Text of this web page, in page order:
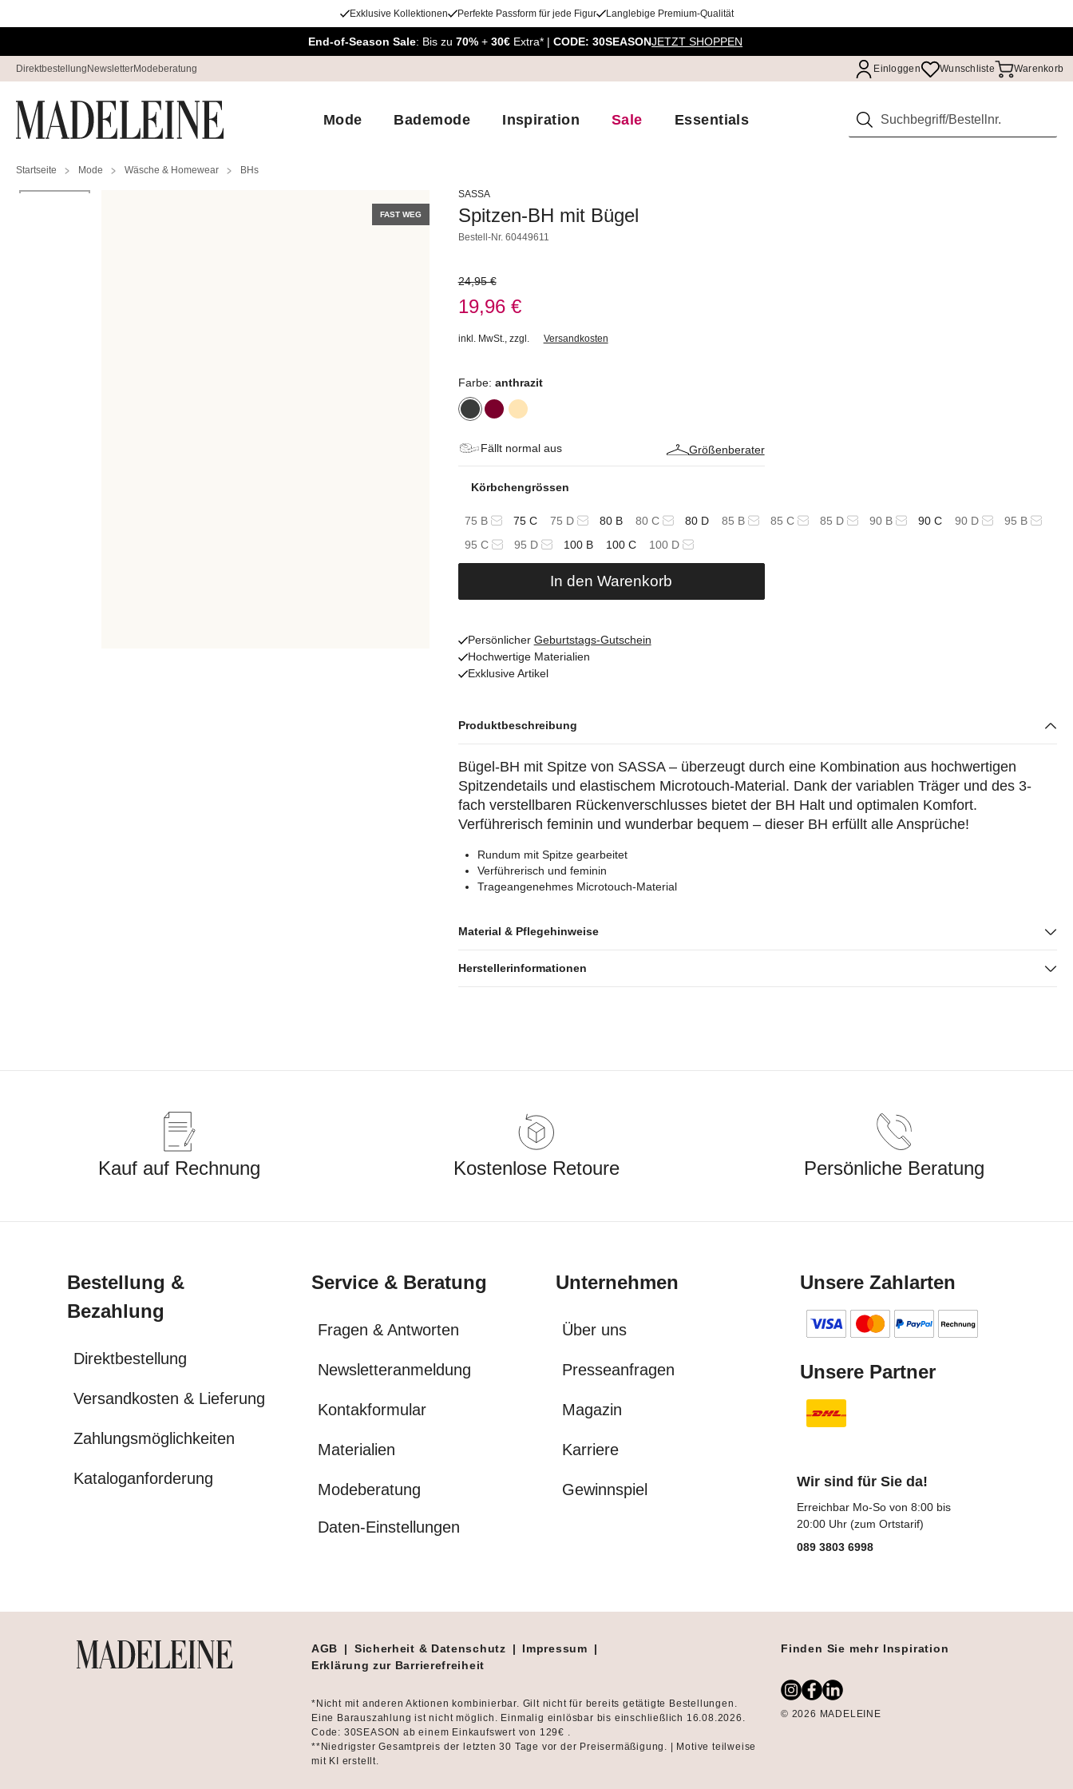
Exklusive Kollektionen Perfekte Passform für jede Figur Langlebige Premium-Qualität
End-of-Season Sale: Bis zu 70% + 30€ Extra* | CODE: 30SEASONJETZT SHOPPEN
Direktbestellung NewsletterModeberatung Einloggen Wunschliste Warenkorb
Mode Bademode Inspiration Sale Essentials Suchen
Startseite Mode Wäsche & Homewear BHs
FAST WEG
SASSA
Spitzen-BH mit Bügel
Bestell-Nr. 60449611
24,95 €
19,96 €
inkl. MwSt., zzgl. Versandkosten
Farbe: anthrazit
Fällt normal aus Größenberater
Körbchengrössen
75 B 75 C 75 D 80 B 80 C 80 D 85 B 85 C 85 D 90 B 90 C 90 D
95 B
95 C
95 D 100 B 100 C 100 D
In den Warenkorb
Persönlicher Geburtstags-Gutschein
Hochwertige Materialien
Exklusive Artikel
Produktbeschreibung
Bügel-BH mit Spitze von SASSA – überzeugt durch eine Kombination aus hochwertigen
Spitzendetails und elastischem Microtouch-Material. Dank der variablen Träger und des 3-
fach verstellbaren Rückenverschlusses bietet der BH Halt und optimalen Komfort.
Verführerisch feminin und wunderbar bequem – dieser BH erfüllt alle Ansprüche!
Rundum mit Spitze gearbeitet
Verführerisch und feminin
Trageangenehmes Microtouch-Material
Material & Pflegehinweise
Herstellerinformationen
Kauf auf Rechnung Kostenlose Retoure Persönliche Beratung
Bestellung &
Bezahlung
Direktbestellung
Versandkosten & Lieferung
Zahlungsmöglichkeiten
Kataloganforderung
Service & Beratung
Fragen & Antworten
Newsletteranmeldung
Kontakformular
Materialien
Modeberatung
Daten-Einstellungen
Unternehmen
Über uns
Presseanfragen
Magazin
Karriere
Gewinnspiel
Unsere Zahlarten
Unsere Partner
Wir sind für Sie da!
Erreichbar Mo-So von 8:00 bis
20:00 Uhr (zum Ortstarif)
089 3803 6998
AGB | Sicherheit & Datenschutz | Impressum
|
Erklärung zur Barrierefreiheit
*Nicht mit anderen Aktionen kombinierbar. Gilt nicht für bereits getätigte Bestellungen.
Eine Barauszahlung ist nicht möglich. Einmalig einlösbar bis einschließlich 16.08.2026.
Code: 30SEASON ab einem Einkaufswert von 129€ .
**Niedrigster Gesamtpreis der letzten 30 Tage vor der Preisermäßigung. | Motive teilweise
mit KI erstellt.
Finden Sie mehr Inspiration
© 2026 MADELEINE